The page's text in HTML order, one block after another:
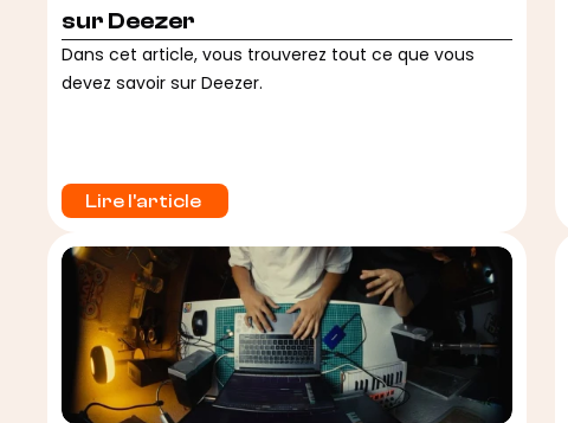
sur Deezer
Dans cet article, vous trouverez tout ce que vous
devez savoir sur Deezer.
Lire l'article